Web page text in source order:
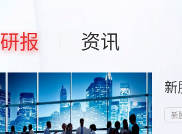
研报 资讯
新
新